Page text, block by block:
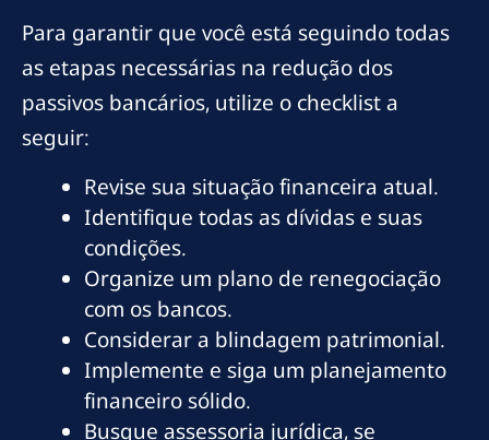
Para garantir que você está seguindo todas
as etapas necessárias na redução dos
passivos bancários, utilize o checklist a
seguir:
Revise sua situação financeira atual.
Identifique todas as dívidas e suas
condições.
Organize um plano de renegociação
com os bancos.
Considerar a blindagem patrimonial.
Implemente e siga um planejamento
financeiro sólido.
Busque assessoria jurídica, se